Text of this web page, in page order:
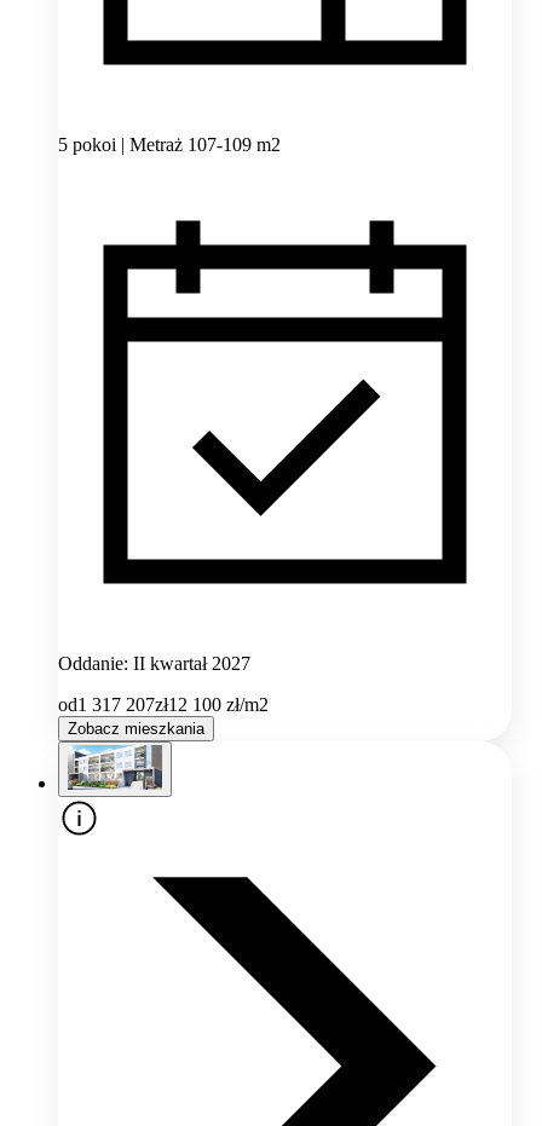
5 pokoi | Metraż 107-109 m2
Oddanie: II kwartał 2027
od1 317 207zł12 100 zł/m2
Zobacz mieszkania